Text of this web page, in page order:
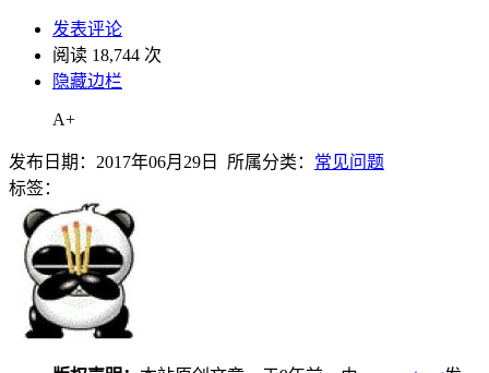
发表评论
阅读 18,744 次
隐藏边栏
A+
发布日期：2017年06月29日 所属分类： 常见问题
标签：